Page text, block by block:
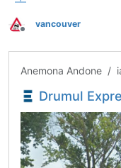
Deconectat
vancouver
Anemona Andone /
Drumul Expres Arad - Oradea: A